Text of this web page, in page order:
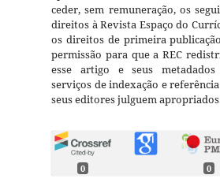
ceder, sem remuneração, os
direitos à Revista Espaço do
os direitos de primeira
permissão para que a REC
esse artigo e seus metadados
serviços de indexação e
seus editores julguem
0 0